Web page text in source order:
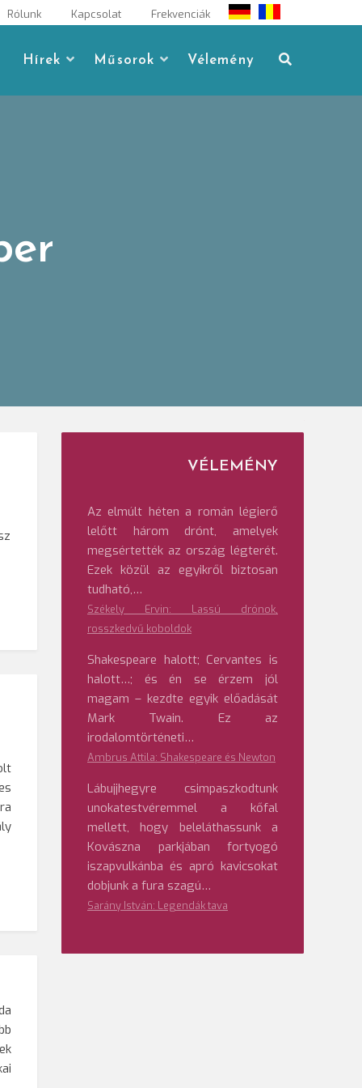
Rólunk Kapcsolat Frekvenciák
Hírek Műsorok Vélemény
VÉLEMÉNY
Az elmúlt héten a román légierő
lelőtt három drónt, amelyek
megsértették az ország légterét.
Ezek közül az egyikről biztosan
tudható,…
Székely Ervin: Lassú drónok,
rosszkedvű koboldok
Shakespeare halott; Cervantes is
halott…; és én se érzem jól
magam – kezdte egyik előadását
Mark Twain. Ez az
irodalomtörténeti…
Ambrus Attila: Shakespeare és Newton
Lábujjhegyre csimpaszkodtunk
unokatestvéremmel a kőfal
mellett, hogy beleláthassunk a
Kovászna parkjában fortyogó
iszapvulkánba és apró kavicsokat
dobjunk a fura szagú…
Sarány István: Legendák tava